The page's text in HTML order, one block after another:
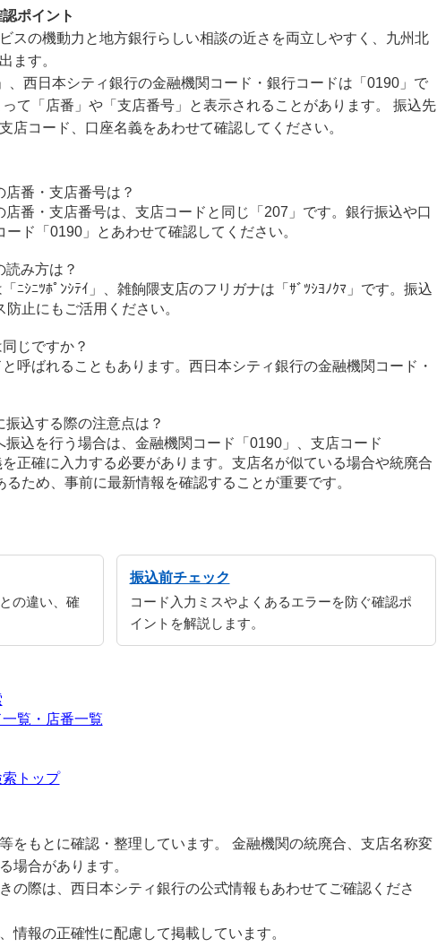
ポイント
スの機動力と地方銀行らしい相談の近さを両立しやすく、九州北
ます。
、西日本シティ銀行の金融機関コード・銀行コードは「0190」で
て「店番」や「支店番号」と表示されることがあります。 振込先
店コード、口座名義をあわせて確認してください。
番・支店番号は？
番・支店番号は、支店コードと同じ「207」です。銀行振込や口
ド「0190」とあわせて確認してください。
み方は？
ﾆｼﾆﾂﾎﾟﾝｼﾃｲ」、雑餉隈支店のフリガナは「ｻﾞﾂｼﾖﾉｸﾏ」です。振込
止にもご活用ください。
じですか？
呼ばれることもあります。西日本シティ銀行の金融機関コード・
込する際の注意点は？
込を行う場合は、金融機関コード「0190」、支店コード
を正確に入力する必要があります。支店名が似ている場合や統廃合
ため、事前に最新情報を確認することが重要です。
の違い、確
振込前チェック
コード入力ミスやよくあるエラーを防ぐ確認ポ
イントを解説します。
覧・店番一覧
トップ
をもとに確認・整理しています。 金融機関の統廃合、支店名称変
場合があります。
の際は、西日本シティ銀行の公式情報もあわせてご確認くださ
情報の正確性に配慮して掲載しています。